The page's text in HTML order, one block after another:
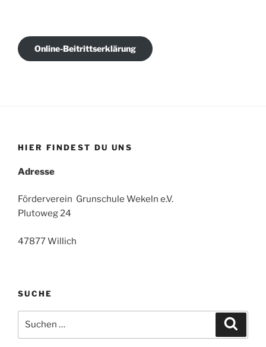
Online-Beitrittserklärung
HIER FINDEST DU UNS
Adresse
Förderverein Grunschule Wekeln e.V.
Plutoweg 24
47877 Willich
SUCHE
nach: